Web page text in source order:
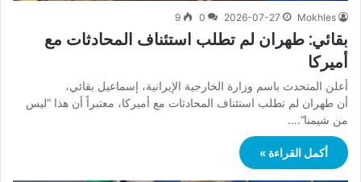
Mokhles
2026-07-27
0
9
بقائي: طهران لم تطلب استئناف المحادثات مع
أميركا
أعلن المتحدث باسم وزارة الخارجية الإيرانية، إسماعيل بقائي،
أن طهران لم تطلب استئناف المحادثات مع أميركا، معتبراً أن هذا “ليس
من شيمنا”.…
أكمل القراءة »